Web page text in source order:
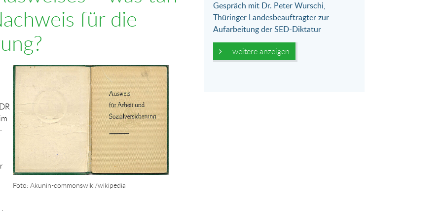
für die
Show larger version for:
Foto: Akunin-commonswiki/wikipedia
Gespräch mit Dr. Peter Wurschi,
Thüringer Landesbeauftragter zur
Aufarbeitung der SED-Diktatur
weitere anzeigen